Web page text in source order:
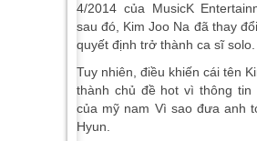
4/2014 của MusicK
sau đó, Kim Joo Na đã thay
quyết định trở thành ca sĩ solo.
Tuy nhiên, điều khiến cái tên
thành chủ đề hot vì thông tin
của mỹ nam Vì sao đưa anh
Hyun.